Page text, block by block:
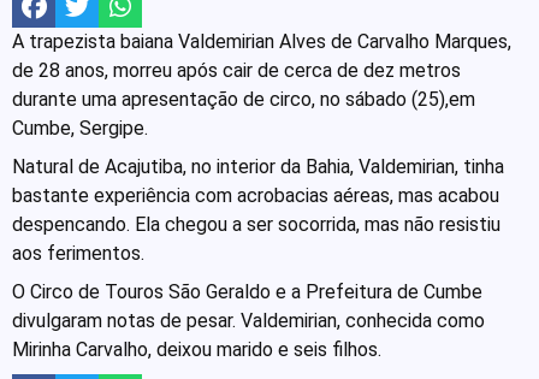
A trapezista baiana Valdemirian Alves de Carvalho Marques,
de 28 anos, morreu após cair de cerca de dez metros
durante uma apresentação de circo, no sábado (25),em
Cumbe, Sergipe.
Natural de Acajutiba, no interior da Bahia, Valdemirian, tinha
bastante experiência com acrobacias aéreas, mas acabou
despencando. Ela chegou a ser socorrida, mas não resistiu
aos ferimentos.
O Circo de Touros São Geraldo e a Prefeitura de Cumbe
divulgaram notas de pesar. Valdemirian, conhecida como
Mirinha Carvalho, deixou marido e seis filhos.